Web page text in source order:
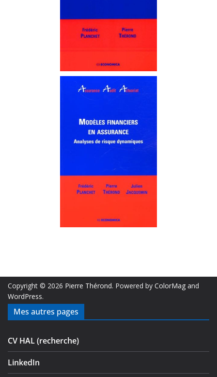
Copyright © 2026 Pierre Thérond. Powered by ColorMag and
WordPress.
Mes autres pages
CV HAL (recherche)
LinkedIn